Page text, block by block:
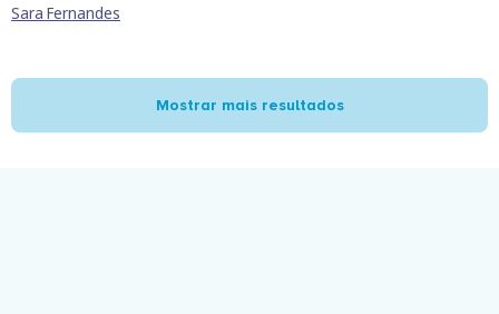
Sara Fernandes
Mostrar mais resultados